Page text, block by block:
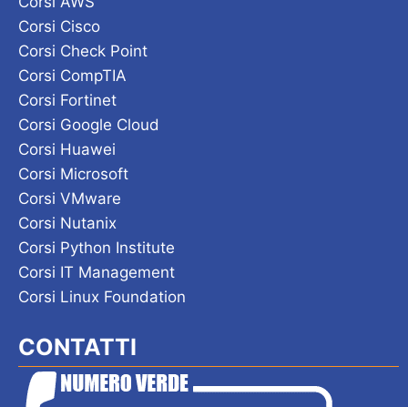
Corsi Cisco
Corsi Check Point
Corsi CompTIA
Corsi Fortinet
Corsi Google Cloud
Corsi Huawei
Corsi Microsoft
Corsi VMware
Corsi Nutanix
Corsi Python Institute
Corsi IT Management
Corsi Linux Foundation
CONTATTI